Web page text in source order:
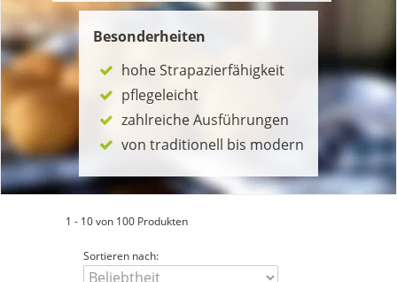
Besonderheiten
hohe Strapazierfähigkeit
pflegeleicht
zahlreiche Ausführungen
von traditionell bis modern
1 - 10 von 100 Produkten
Sortieren nach: